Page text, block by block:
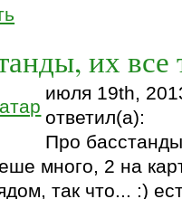
их все
июля 19th,
ответил(а):
Про
много, 2 на
так что... :)